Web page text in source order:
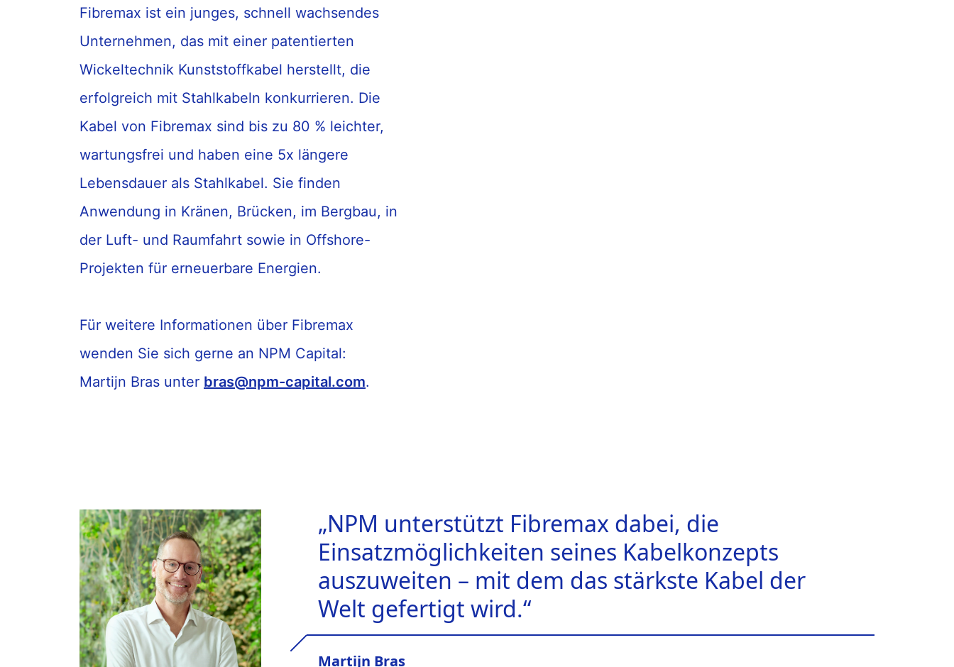
Fibremax ist ein junges, schnell wachsendes
Unternehmen, das mit einer patentierten
Wickeltechnik Kunststoffkabel herstellt, die
erfolgreich mit Stahlkabeln konkurrieren. Die
Kabel von Fibremax sind bis zu 80 % leichter,
wartungsfrei und haben eine 5x längere
Lebensdauer als Stahlkabel. Sie finden
Anwendung in Kränen, Brücken, im Bergbau, in
der Luft- und Raumfahrt sowie in Offshore-
Projekten für erneuerbare Energien.
Für weitere Informationen über Fibremax
wenden Sie sich gerne an NPM Capital:
Martijn Bras unter bras@npm-capital.com.
„NPM unterstützt Fibremax dabei, die
Einsatzmöglichkeiten seines Kabelkonzepts
auszuweiten – mit dem das stärkste Kabel der
Welt gefertigt wird.“
Martijn Bras